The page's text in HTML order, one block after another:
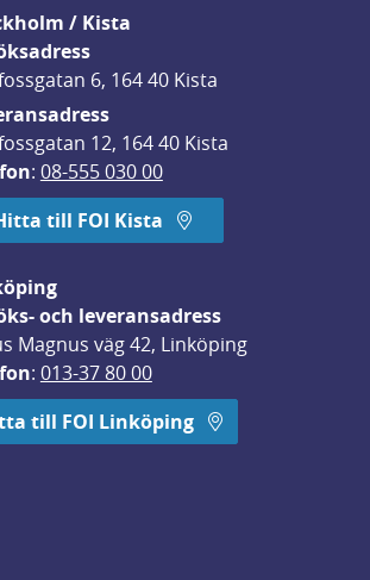
nytt fönster.
/ Kista
6, 164 40 Kista
12, 164 40 Kista
: 08-555 030 00
till FOI Kista
och leveransadress
Magnus väg 42, Linköping
: 013-37 80 00
till FOI Linköping